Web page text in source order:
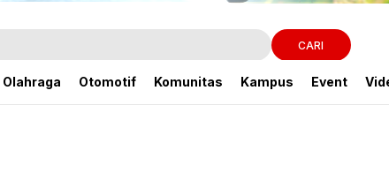
CARI
Olahraga Otomotif Komunitas Kampus Event